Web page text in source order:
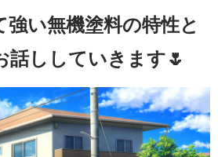
い無機塗料の特性と
話ししていきます🌷